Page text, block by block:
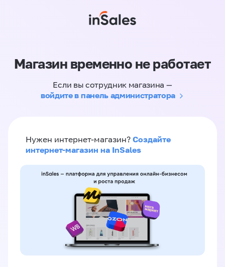
Магазин временно не работает
Если вы сотрудник магазина —
войдите в панель администратора
Нужен интернет-магазин? Создайте
интернет-магазин на InSales